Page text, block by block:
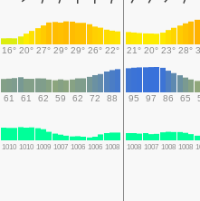
16° 20° 27° 29° 29° 26° 22° 21° 20° 23° 28°
61 61 62 59 62 72 88 95 97 86 65
1010 1010 1009 1007 1006 1006 1008 1008 1007 1008 1008